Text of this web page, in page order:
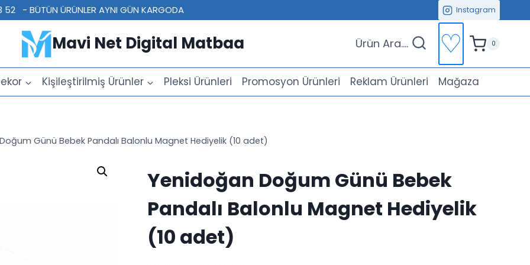
- BÜTÜN ÜRÜNLER AYNI GÜN KARGODA Instagram
Mavi Net Digital Matbaa Ürün Ara.... ♡ 0
Kişileştirilmiş Ürünler Pleksi Ürünleri Promosyon Ürünleri Reklam Ürünleri Mağaza
Günü Bebek Pandalı Balonlu Magnet Hediyelik (10 adet)
Yenidoğan Doğum Günü Bebek
Pandalı Balonlu Magnet Hediyelik
(10 adet)